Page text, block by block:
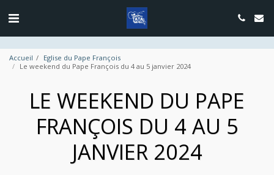
google.com, pub-4889604885818732, DIRECT, f08c47fec0942fa0
Accueil
Eglise du Pape François
Le weekend du Pape François du 4 au 5 janvier 2024
LE WEEKEND DU PAPE
FRANÇOIS DU 4 AU 5
JANVIER 2024